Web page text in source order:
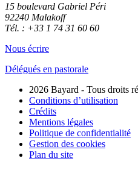
15 boulevard Gabriel Péri
92240 Malakoff
Tél. : +33 1 74 31 60 60
Nous écrire
Délégués en pastorale
2026 Bayard - Tous droits
Conditions d’utilisation
Crédits
Mentions légales
Politique de confidentialité
Gestion des cookies
Plan du site